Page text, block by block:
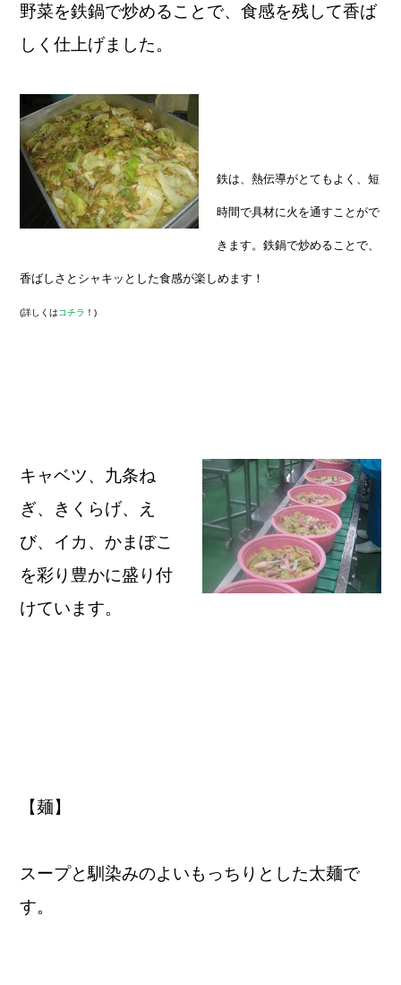
野菜を鉄鍋で炒めることで、食感を残して香ば
しく仕上げました。
鉄は、熱伝導がとてもよく、短
時間で具材に火を通すことがで
きます。鉄鍋で炒めることで、
香ばしさとシャキッとした食感が楽しめます！
(詳しくはコチラ ！)
キャベツ、九条ね
ぎ、きくらげ、え
び、イカ、かまぼこ
を彩り豊かに盛り付
けています。
【麺】
スープと馴染みのよいもっちりとした太麺で
す。